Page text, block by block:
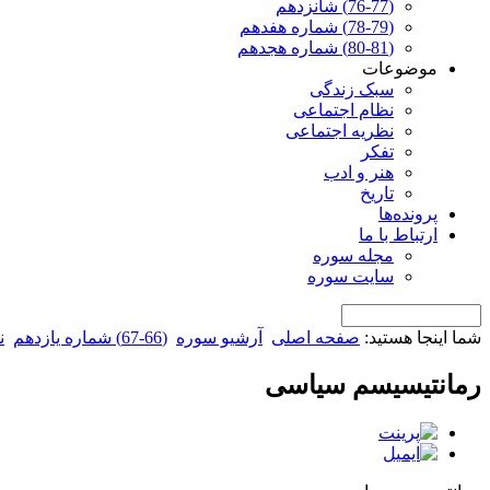
(76-77) شانزدهم
(78-79) شماره هفدهم
(80-81) شماره هجدهم
موضوعات
سبک زندگی
نظام اجتماعی
نظریه اجتماعی
تفکر
هنر و ادب
تاریخ
پرونده‌ها
ارتباط با ما
مجله سوره
سایت سوره
شما اینجا هستید: صفحه اصلی آرشیو سوره (66-67) شماره یازدهم
رمانتیسیسم سیاسی